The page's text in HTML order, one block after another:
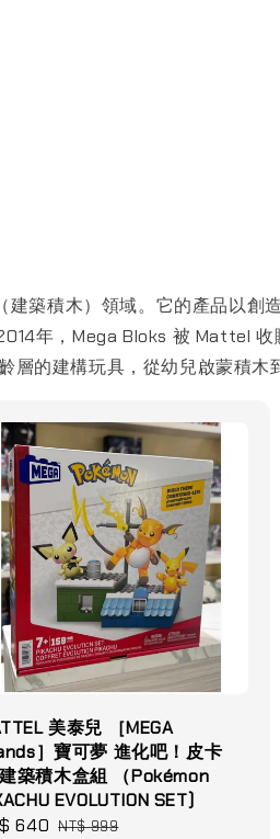
築積木）領域。它的產品以創
年，Mega Bloks 被 Mattel
的建構玩具，從幼兒啟蒙積木
美泰兒 ［MEGA
］寶可夢 進化吧！皮卡
築積木盒組 （Pokémon
EVOLUTION SET)
640 Regular
NT$ 999